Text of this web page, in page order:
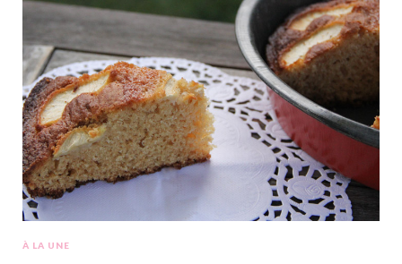
À LA UNE